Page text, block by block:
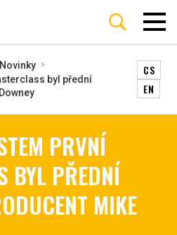
Novinky
byl přední
CS
EN
PRVNÍ
BYL PŘEDNÍ
MIKE